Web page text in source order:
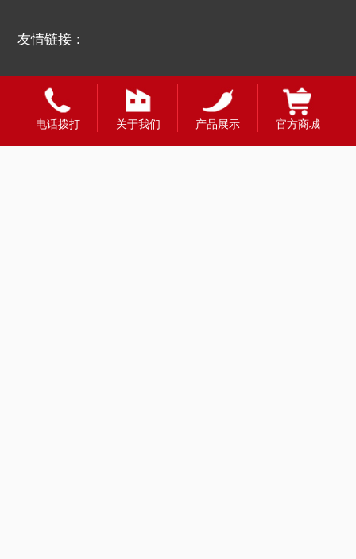
友情链接：
电话拨打 关于我们 产品展示 官方商城